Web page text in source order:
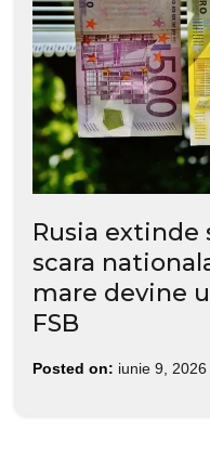
Rusia extinde
scara
mare devine
FSB
Posted on: iunie 9, 2026